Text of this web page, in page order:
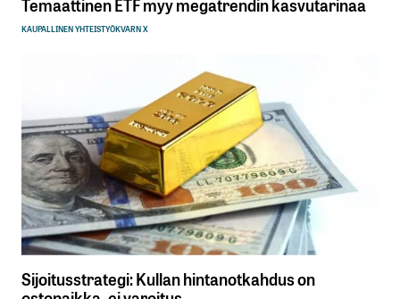
Temaattinen ETF myy megatrendin kasvutarinaa
KAUPALLINEN YHTEISTYÖKVARN X
Sijoitusstrategi: Kullan hintanotkahdus on